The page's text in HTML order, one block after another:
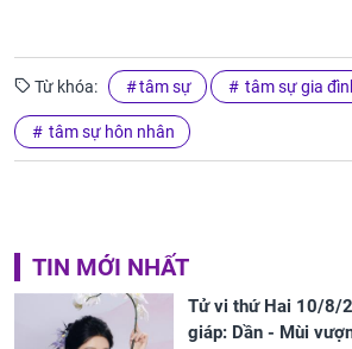
Từ khóa: tâm sự tâm sự gia
tâm sự hôn nhân
TIN MỚI NHẤT
Tử vi thứ Hai 10/8/
giáp: Dần - Mùi